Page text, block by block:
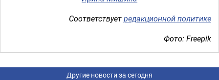
Соответствуетредакционной политике
Фото: Freepik
Другие новости за сегодня